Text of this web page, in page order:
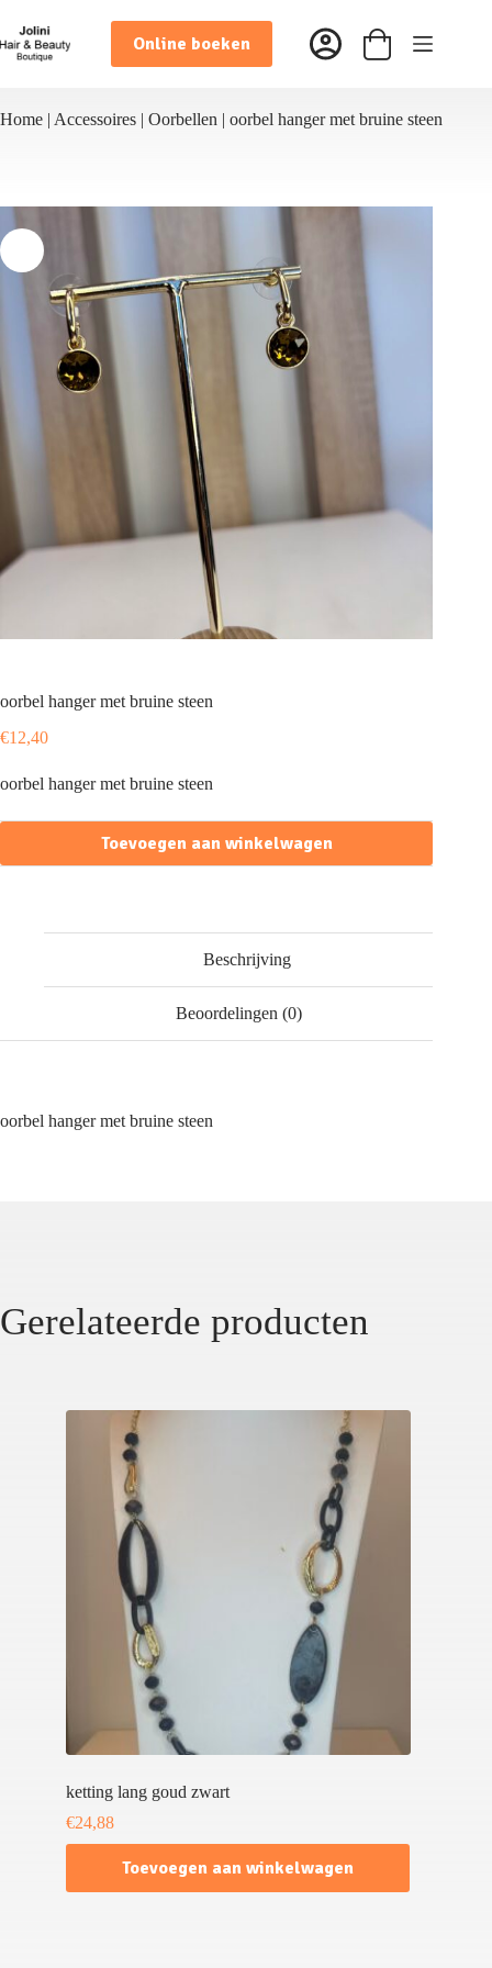
naar
de
inhoud
Online boeken Winkelwagen
Home | Accessoires | Oorbellen | oorbel hanger met bruine steen
oorbel hanger met bruine steen
€12,40
oorbel hanger met bruine steen
Toevoegen aan winkelwagen
Beschrijving
Beoordelingen (0)
oorbel hanger met bruine steen
Gerelateerde producten
ketting lang goud zwart
€24,88
Toevoegen aan winkelwagen